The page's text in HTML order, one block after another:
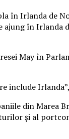
în Irlanda de
în Irlanda
May în
include
din Marea
şi al